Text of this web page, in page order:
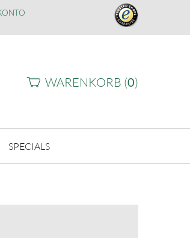
WARENKORB (0)
SPECIALS